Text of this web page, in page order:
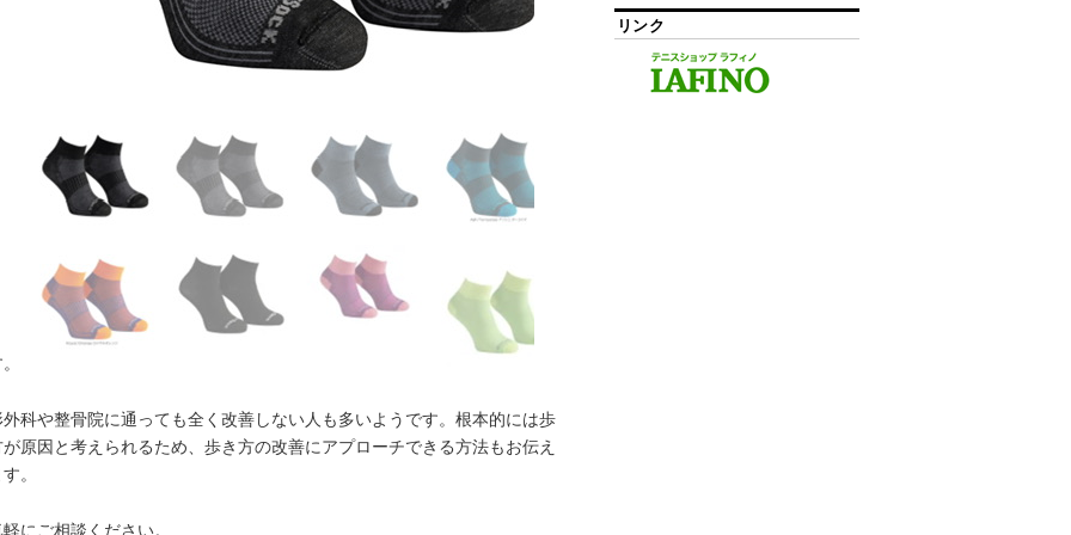
科や整骨院に通っても全く改善しない人も多いようです。根本的には歩
が原因と考えられるため、歩き方の改善にアプローチできる方法もお伝え
。
にご相談ください。
リンク